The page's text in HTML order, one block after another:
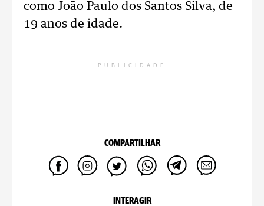
como João Paulo dos Santos Silva, de
19 anos de idade.
PUBLICIDADE
COMPARTILHAR
INTERAGIR